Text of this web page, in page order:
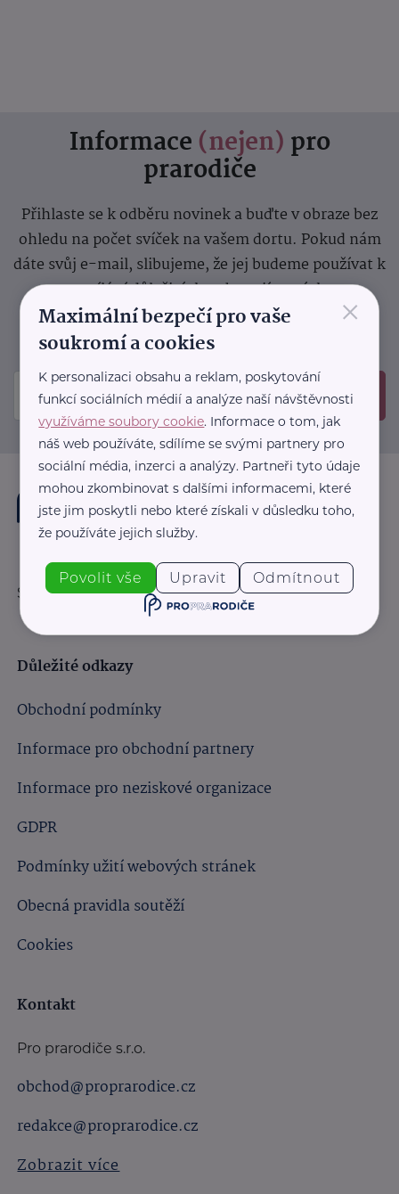
Informace (nejen) pro
prarodiče
Přihlaste se k odběru novinek a buďte v obraze bez
ohledu na počet svíček na vašem dortu. Pokud nám
dáte svůj e-mail, slibujeme, že jej budeme používat k
zasílání důležitých nebo zajímavých
sdělení.Prosíme, zkontrolujte si svoji emailovou
schránku, kam jsme poslali potvrzovací e-mail.
Odeslat
Sledujte nás:
Důležité odkazy
Obchodní podmínky
Informace pro obchodní partnery
Informace pro neziskové organizace
GDPR
Podmínky užití webových stránek
Obecná pravidla soutěží
Cookies
Kontakt
Pro prarodiče s.r.o.
obchod@proprarodice.cz
redakce@proprarodice.cz
Zobrazit více
×
Maximální bezpečí pro vaše
soukromí a cookies
K personalizaci obsahu a reklam, poskytování
funkcí sociálních médií a analýze naší návštěvnosti
využíváme soubory cookie. Informace o tom, jak
náš web používáte, sdílíme se svými partnery pro
sociální média, inzerci a analýzy. Partneři tyto údaje
mohou zkombinovat s dalšími informacemi, které
jste jim poskytli nebo které získali v důsledku toho,
že používáte jejich služby.
Povolit vše Upravit Odmítnout